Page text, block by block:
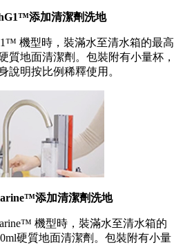
添加清潔劑洗地
機型時，裝滿水至清水箱的最高
質地面清潔劑。包裝附有小量杯，
說明按比例稀釋使用。
添加清潔劑洗地
機型時，裝滿水至清水箱的
硬質地面清潔劑。包裝附有小量